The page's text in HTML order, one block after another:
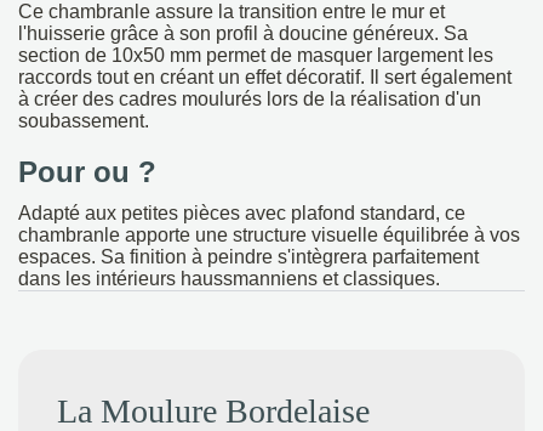
Ce chambranle assure la transition entre le mur et
l'huisserie grâce à son profil à doucine généreux. Sa
section de 10x50 mm permet de masquer largement les
raccords tout en créant un effet décoratif. Il sert également
à créer des cadres moulurés lors de la réalisation d'un
soubassement.
Pour ou ?
Adapté aux petites pièces avec plafond standard, ce
chambranle apporte une structure visuelle équilibrée à vos
espaces. Sa finition à peindre s'intègrera parfaitement
dans les intérieurs haussmanniens et classiques.
La Moulure Bordelaise